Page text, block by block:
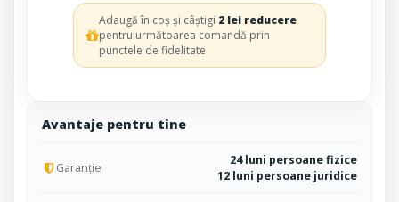
Avantaje pentru tine
Garanție
24 luni persoane fizice
12 luni persoane juridice
Adaugă în coș și câștigi 2 lei reducere
pentru următoarea comandă prin
punctele de fidelitate